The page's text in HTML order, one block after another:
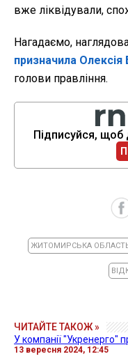
вже ліквідували,
Нагадаємо,
призначила Олексія
голови правління.
Підписуйся, щоб
ЖИТОМИРСЬКА
ЧИТАЙТЕ ТАКОЖ »
У компанії "Укренерго"
13 вересня 2024, 12:45